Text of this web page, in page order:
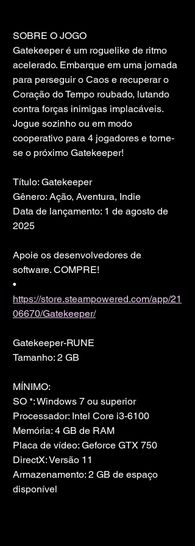
SOBRE O JOGO
Gatekeeper é um roguelike de ritmo
acelerado. Embarque em uma jornada
para perseguir o Caos e recuperar o
Coração do Tempo roubado, lutando
contra forças inimigas implacáveis.
Jogue sozinho ou em modo
cooperativo para 4 jogadores e torne-
se o próximo Gatekeeper!
Título: Gatekeeper
Gênero: Ação, Aventura, Indie
Data de lançamento: 1 de agosto de
2025
Apoie os desenvolvedores de
software. COMPRE!
•
https://store.steampowered.com/app/21
06670/Gatekeeper/
Gatekeeper-RUNE
Tamanho: 2 GB
MÍNIMO:
SO *: Windows 7 ou superior
Processador: Intel Core i3-6100
Memória: 4 GB de RAM
Placa de vídeo: Geforce GTX 750
DirectX: Versão 11
Armazenamento: 2 GB de espaço
disponível